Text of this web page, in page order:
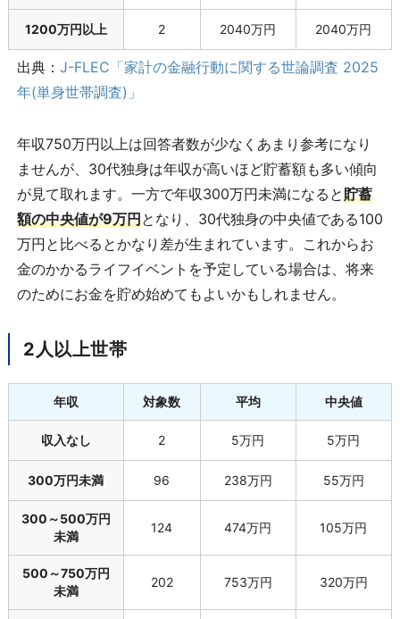
1200万円以上 2 2040万円 2040万円
出典： J-FLEC「家計の金融行動に関する世論調査 2025
年(単身世帯調査)」
年収750万円以上は回答者数が少なくあまり参考になり
ませんが、30代独身は年収が高いほど貯蓄額も多い傾向
が見て取れます。一方で年収300万円未満になると貯蓄
額の中央値が9万円となり、30代独身の中央値である100
万円と比べるとかなり差が生まれています。これからお
金のかかるライフイベントを予定している場合は、将来
のためにお金を貯め始めてもよいかもしれません。
2人以上世帯
年収 対象数 平均 中央値
収入なし 2 5万円 5万円
300万円未満 96 238万円 55万円
300～500万円
未満
124 474万円 105万円
500～750万円
未満
202 753万円 320万円